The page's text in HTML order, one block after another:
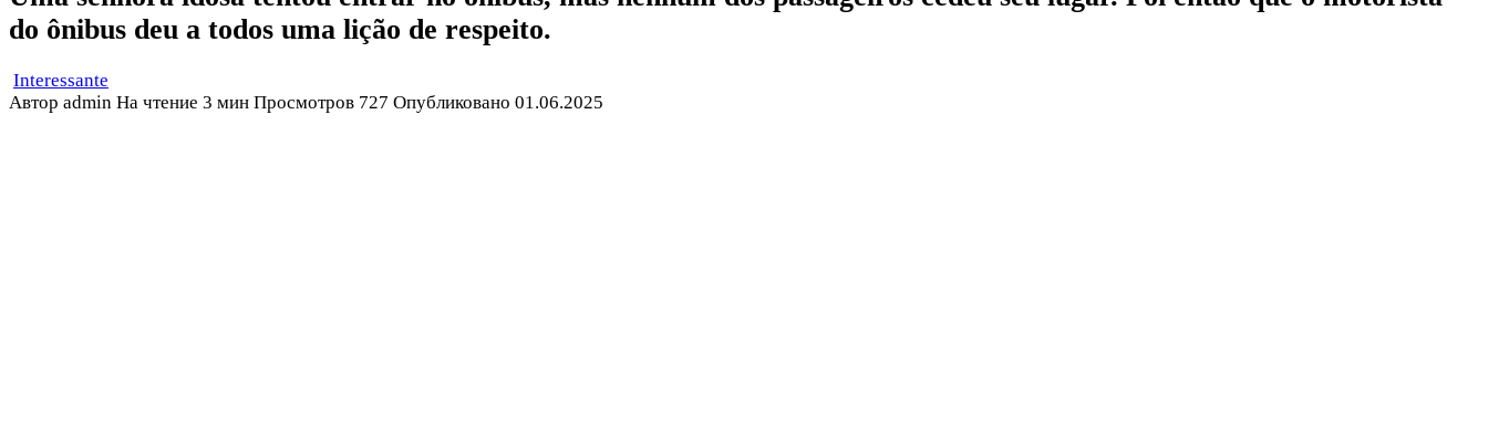
do ônibus deu a todos uma lição de respeito.
Interessante
Автор admin На чтение 3 мин Просмотров 727 Опубликовано 01.06.2025